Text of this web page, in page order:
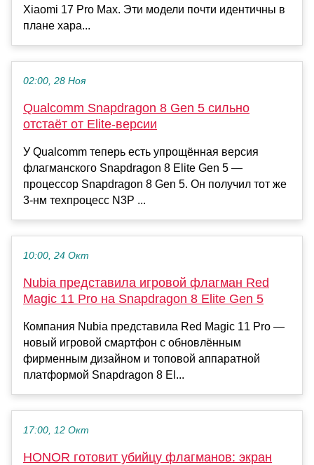
Xiaomi 17 Pro Max. Эти модели почти идентичны в
плане хара...
02:00, 28 Ноя
Qualcomm Snapdragon 8 Gen 5 сильно
отстаёт от Elite-версии
У Qualcomm теперь есть упрощённая версия
флагманского Snapdragon 8 Elite Gen 5 —
процессор Snapdragon 8 Gen 5. Он получил тот же
3-нм техпроцесс N3P ...
10:00, 24 Окт
Nubia представила игровой флагман Red
Magic 11 Pro на Snapdragon 8 Elite Gen 5
Компания Nubia представила Red Magic 11 Pro —
новый игровой смартфон с обновлённым
фирменным дизайном и топовой аппаратной
платформой Snapdragon 8 El...
17:00, 12 Окт
HONOR готовит убийцу флагманов: экран